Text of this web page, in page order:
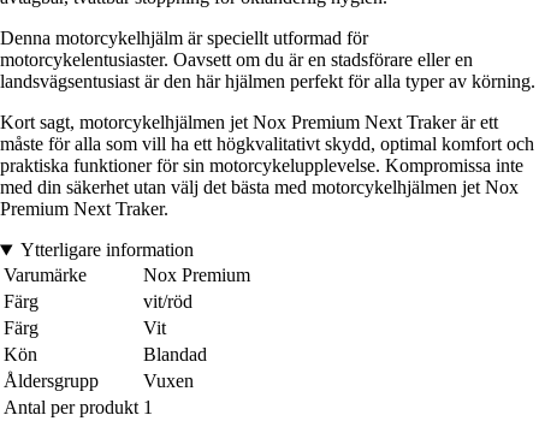
Denna motorcykelhjälm är speciellt utformad för
motorcykelentusiaster. Oavsett om du är en stadsförare eller en
landsvägsentusiast är den här hjälmen perfekt för alla typer av körning.
Kort sagt, motorcykelhjälmen jet Nox Premium Next Traker är ett
måste för alla som vill ha ett högkvalitativt skydd, optimal komfort och
praktiska funktioner för sin motorcykelupplevelse. Kompromissa inte
med din säkerhet utan välj det bästa med motorcykelhjälmen jet Nox
Premium Next Traker.
Ytterligare information
Varumärke
Nox Premium
Färg
vit/röd
Färg
Vit
Kön
Blandad
Åldersgrupp
Vuxen
Antal per produkt 1